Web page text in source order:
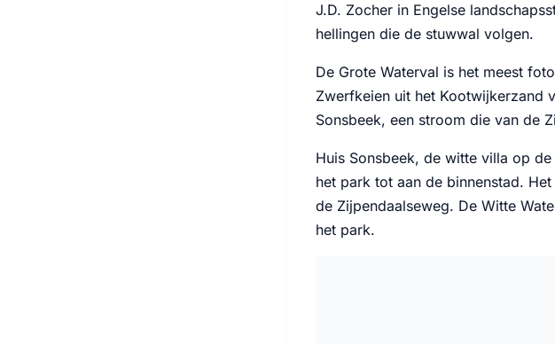
J.D. Zocher in Engelse
hellingen die de stuwwal volgen.
De Grote Waterval is het meest
Zwerfkeien uit het Kootwijkerzand
Sonsbeek, een stroom die van de
Huis Sonsbeek, de witte villa op
het park tot aan de binnenstad.
de Zijpendaalseweg. De Witte
het park.